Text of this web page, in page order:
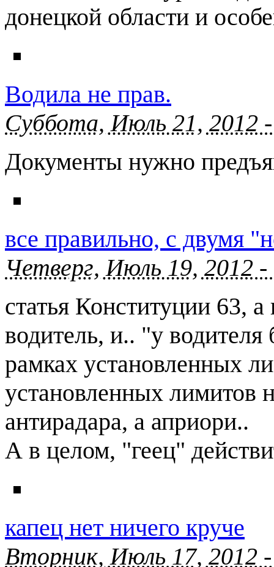
донецкой области и
Водила не прав.
Суббота, Июль 21, 2012
Документы нужно
все правильно, с двумя
Четверг, Июль 19, 2012
статья Конституции 63,
водитель, и.. "у
рамках установленных
установленных лимитов
антирадара, а априори..
А в целом, "геец"
капец нет ничего круче
Вторник, Июль 17, 2012